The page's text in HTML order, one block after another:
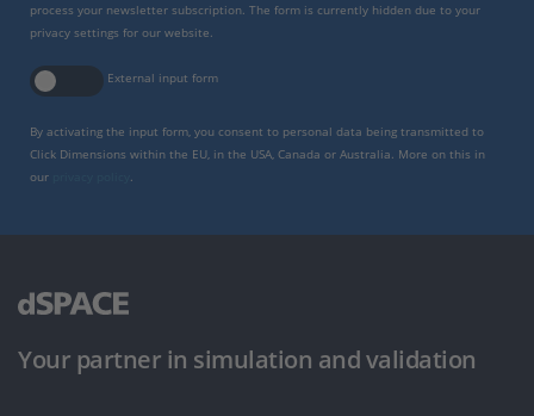
process your newsletter subscription. The form is currently hidden due to your
privacy settings for our website.
External input form
By activating the input form, you consent to personal data being transmitted to
Click Dimensions within the EU, in the USA, Canada or Australia. More on this in
our
Your partner in simulation and validation